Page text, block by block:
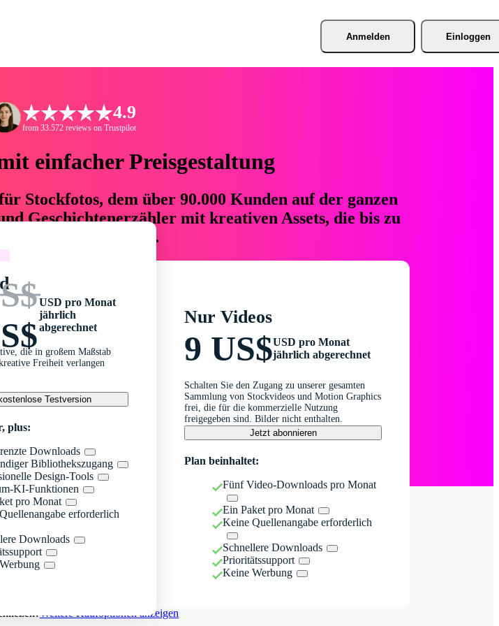
Anmelden Einloggen
4.9
from 33.572 reviews on Trustpilot
einfacher Preisgestaltung
Stockfotos, dem über 90.000 Kunden auf der ganzen
Geschichtenerzähler mit kreativen Assets, die bis zu
Budget einsparen.
USD pro Monat
jährlich
abgerechnet
die in großem Maßstab
Freiheit verlangen
Testversion
plus:
Downloads
Bibliothekszugang
Design-Tools
KI-Funktionen
pro Monat
erforderlich
Downloads
Nur Videos
9 US$USD pro Monat
jährlich abgerechnet
Schalten Sie den Zugang zu unserer gesamten
Sammlung von Stockvideos und Motion Graphics
frei, die für die kommerzielle Nutzung
freigegeben sind. Bilder nicht enthalten.
Jetzt abonnieren
Plan beinhaltet:
Fünf Video-Downloads pro Monat
Ein Paket pro Monat
Keine Quellenangabe erforderlich
Schnellere Downloads
Prioritätssupport
Keine Werbung
Weitere Kaufoptionen anzeigen